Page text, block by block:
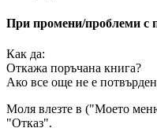
При промени/проблеми с
Как да:
Откажа поръчана книга?
Ако все още не е
Моля влезте в ("Моето
"Отказ".